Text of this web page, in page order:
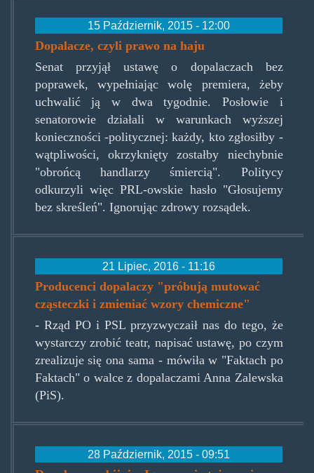
15 Październik, 2015 - 12:00
Dopalacze, czyli prawo na haju
Senat przyjął ustawę o dopalaczach bez
poprawek, wypełniając wolę premiera, żeby
uchwalić ją w dwa tygodnie. Posłowie i
senatorowie działali w warunkach wyższej
konieczności -politycznej: każdy, kto zgłosiłby -
wątpliwości, okrzyknięty zostałby niechybnie
"obrońcą handlarzy śmiercią". Politycy
odkurzyli więc PRL-owskie hasło "Głosujemy
bez skreśleń". Ignorując zdrowy rozsądek.
21 Lipiec, 2016 - 11:16
Producenci dopalaczy "próbują mutować
cząsteczki i zmieniać wzory chemiczne"
- Rząd PO i PSL przyzwyczaił nas do tego, że
wystarczy zrobić teatr, napisać ustawę, po czym
zrealizuje się ona sama - mówiła w "Faktach po
Faktach" o walce z dopalaczami Anna Zalewska
(PiS).
28 Październik, 2015 - 09:51